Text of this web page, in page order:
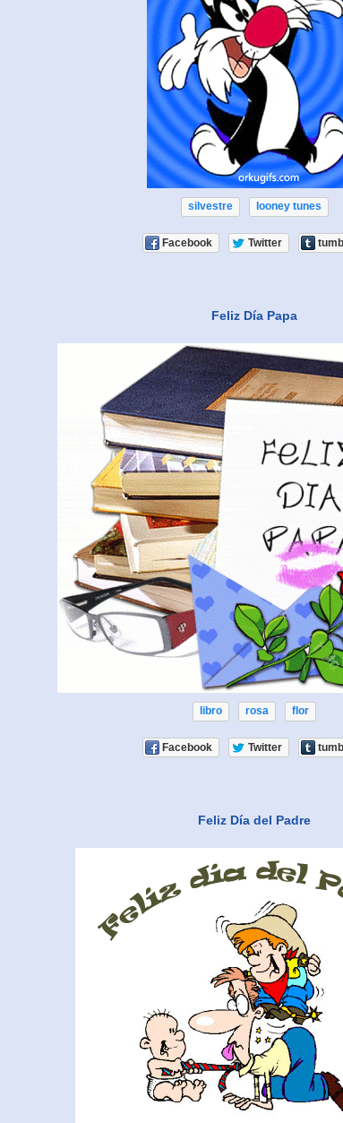
silvestre looney tunes
Facebook Twitter
Feliz Día Papa
libro rosa flor
Facebook Twitter
Feliz Día del Padre